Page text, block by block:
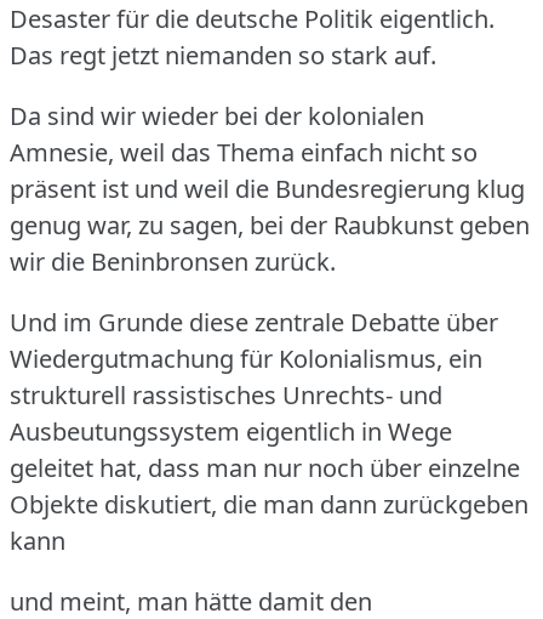
Desaster für die deutsche Politik eigentlich.
Das regt jetzt niemanden so stark auf.
Da sind wir wieder bei der kolonialen
Amnesie, weil das Thema einfach nicht so
präsent ist und weil die Bundesregierung klug
genug war, zu sagen, bei der Raubkunst geben
wir die Beninbronsen zurück.
Und im Grunde diese zentrale Debatte über
Wiedergutmachung für Kolonialismus, ein
strukturell rassistisches Unrechts- und
Ausbeutungssystem eigentlich in Wege
geleitet hat, dass man nur noch über einzelne
Objekte diskutiert, die man dann zurückgeben
kann
und meint, man hätte damit den